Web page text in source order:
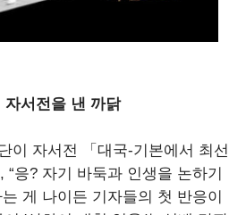
자서전을 낸 까닭
이 자서전 「대국-기본에서 최선
“응? 자기 바둑과 인생을 논하기
게 나이든 기자들의 첫 반응이